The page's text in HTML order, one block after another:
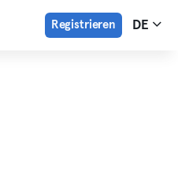
Registrieren DE